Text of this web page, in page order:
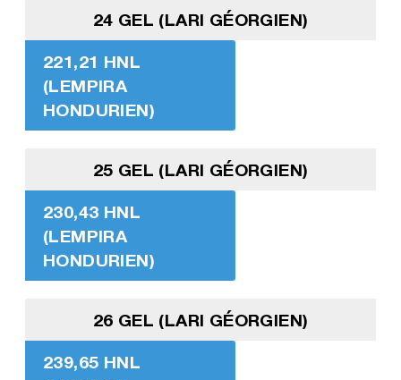
24 GEL (LARI GÉORGIEN)
221,21 HNL
(LEMPIRA
HONDURIEN)
25 GEL (LARI GÉORGIEN)
230,43 HNL
(LEMPIRA
HONDURIEN)
26 GEL (LARI GÉORGIEN)
239,65 HNL